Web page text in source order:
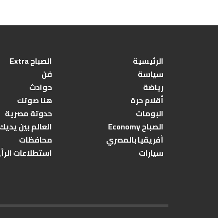
الرئيسية
الصباح Extra
سياسة
فن
رياضة
حوادث
أقلام حرة
هنا صوتك
البومات
حدوتة مصرية
الصباح Economy
العالم بين
أفريقيا بالمصري
محافظات
سيارات
استطلاعات